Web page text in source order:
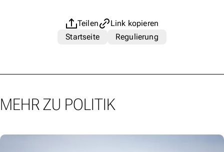
Teilen
Link kopieren
Startseite
Regulierung
MEHR ZU POLITIK